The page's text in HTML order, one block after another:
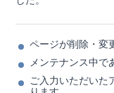
ページが削除・変
メンテナンス中で
ご入力いただいた